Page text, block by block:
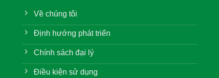
Về chúng tôi
Định hướng phát triển
Chính sách đại lý
Điều kiện sử dụng